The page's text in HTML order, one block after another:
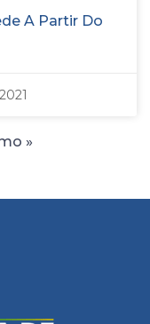
A Partir Do
»